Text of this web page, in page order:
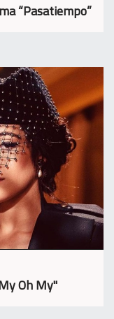
“Pasatiempo”
Oh My"